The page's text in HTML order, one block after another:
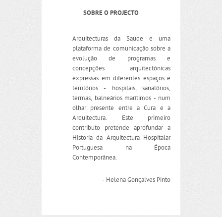
SOBRE O PROJECTO
Arquitecturas da Saúde é uma
plataforma de comunicação sobre a
evolução de programas e
concepções arquitectónicas
expressas em diferentes espaços e
territórios - hospitais, sanatórios,
termas, balneários marítimos - num
olhar presente entre a Cura e a
Arquitectura. Este primeiro
contributo pretende aprofundar a
História da Arquitectura Hospitalar
Portuguesa na Época
Contemporânea.
- Helena Gonçalves Pinto